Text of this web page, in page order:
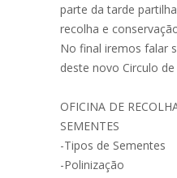
parte da tarde
recolha e
No final iremos falar
deste novo Circulo
OFICINA DE
SEMENTES
-Tipos de Sementes
-Polinização